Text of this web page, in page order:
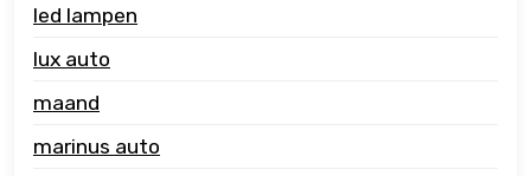
led lampen
lux auto
maand
marinus auto